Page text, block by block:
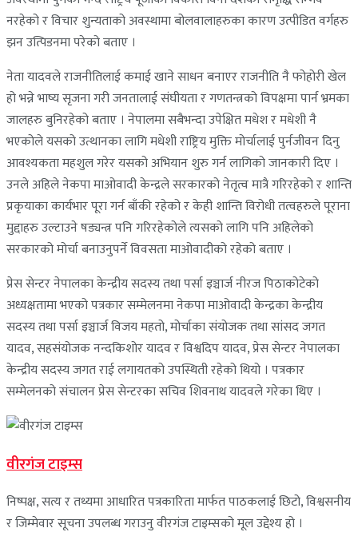
नरहेको र विचार शुन्यताको अवस्थामा बोलवालाहरुका कारण उत्पीडित वर्गहरु
झन उत्पिडनमा परेको बताए ।
नेता यादवले राजनीतिलाई कमाई खाने साधन बनाएर राजनीति नै फोहोरी खेल
हो भन्ने भाष्य सृजना गरी जनतालाई संघीयता र गणतन्त्रको विपक्षमा पार्न भ्रमका
जालहरु बुनिरहेको बताए । नेपालमा सबैभन्दा उपेक्षित मधेश र मधेशी नै
भएकोले यसको उत्थानका लागि मधेशी राष्ट्रिय मुक्ति मोर्चालाई पुर्नजीवन दिनु
आवश्यकता महशुल गरेर यसको अभियान शुरु गर्न लागिको जानकारी दिए ।
उनले अहिले नेकपा माओवादी केन्द्रले सरकारको नेतृत्व मात्रै गरिरहेको र शान्ति
प्रकृयाका कार्यभार पूरा गर्न बाँकी रहेको र केही शान्ति विरोधी तत्वहरुले पूराना
मुद्दाहरु उल्टाउने षड्यन्त्र पनि गरिरहेकोले त्यसको लागि पनि अहिलेको
सरकारको मोर्चा बनाउनुपर्ने विवसता माओवादीको रहेको बताए ।
प्रेस सेन्टर नेपालका केन्द्रीय सदस्य तथा पर्सा इञ्चार्ज नीरज पिठाकोटेको
अध्यक्षतामा भएको पत्रकार सम्मेलनमा नेकपा माओवादी केन्द्रका केन्द्रीय
सदस्य तथा पर्सा इञ्चार्ज विजय महतो, मोर्चाका संयोजक तथा सांसद जगत
यादव, सहसंयोजक नन्दकिशोर यादव र विश्वदिप यादव, प्रेस सेन्टर नेपालका
केन्द्रीय सदस्य जगत राई लगायतको उपस्थिती रहेको थियो । पत्रकार
सम्मेलनको संचालन प्रेस सेन्टरका सचिव शिवनाथ यादवले गरेका थिए ।
वीरगंज टाइम्स
निष्पक्ष, सत्य र तथ्यमा आधारित पत्रकारिता मार्फत पाठकलाई छिटो, विश्वसनीय
र जिम्मेवार सूचना उपलब्ध गराउनु वीरगंज टाइम्सको मूल उद्देश्य हो ।